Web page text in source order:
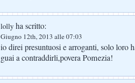
lolly ha scritto:
Giugno 12th, 2013 alle 07:03
io direi presuntuosi e arroganti, solo loro
guai a contraddirli,povera Pomezia!